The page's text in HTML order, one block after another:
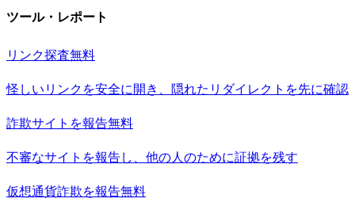
ツール・レポート
リンク探査無料
怪しいリンクを安全に開き、隠れたリダイレクトを先に確認
詐欺サイトを報告無料
不審なサイトを報告し、他の人のために証拠を残す
仮想通貨詐欺を報告無料